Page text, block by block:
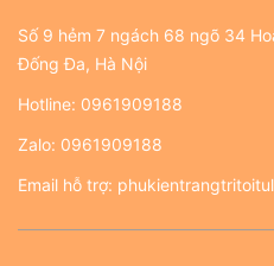
Số 9 hẻm 7 ngách 68 ngõ 34
Đống Đa, Hà Nội
Hotline: 0961909188
Zalo: 0961909188
Email hỗ trợ: